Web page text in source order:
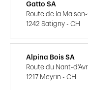
Gatto SA
Route de la
1242 Satigny - CH
Alpina Bois SA
Route du Nant-
1217 Meyrin - CH